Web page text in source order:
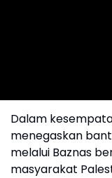
Dalam
menegaskan
melalui Baznas
masyarakat